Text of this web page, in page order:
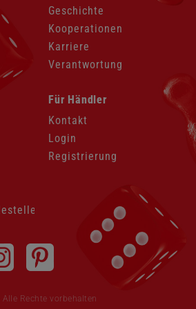
Geschichte
Kooperationen
Karriere
Verantwortung
Navigation
überspringen
Für Händler
Kontakt
Login
Registrierung
Alle Rechte vorbehalten